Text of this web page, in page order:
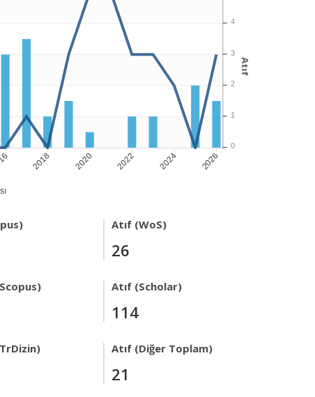
2018 2020 2022 2024 2026
4
3
2
1
0
Atıf
Atıf (WoS)
26
Atıf (Scholar)
114
Atıf (Diğer Toplam)
21